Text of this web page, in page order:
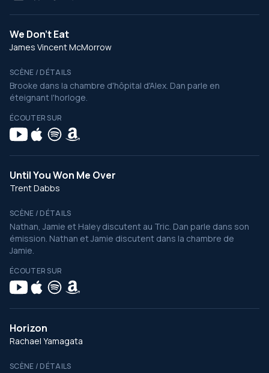
We Don't Eat
James Vincent McMorrow
SCÈNE / DÉTAILS
Brooke dans la chambre d'hôpital d'Alex. Dan parle en
éteignant l'horloge.
ÉCOUTER SUR
Until You Won Me Over
Trent Dabbs
SCÈNE / DÉTAILS
Nathan, Jamie et Haley discutent au Tric. Dan parle dans son
émission. Nathan et Jamie discutent dans la chambre de
Jamie.
ÉCOUTER SUR
Horizon
Rachael Yamagata
SCÈNE / DÉTAILS